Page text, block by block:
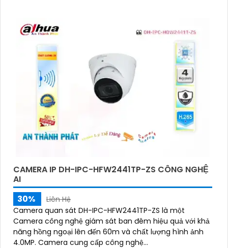
CAMERA IP DH-IPC-HFW2441TP-ZS CÔNG NGHỆ
AI
30%
Liên Hệ
Camera quan sát DH-IPC-HFW2441TP-ZS là một
Camera công nghệ giám sát ban đêm hiệu quả với khả
năng hồng ngoại lên đến 60m và chất lượng hình ảnh
4.0MP. Camera cung cấp công nghệ...